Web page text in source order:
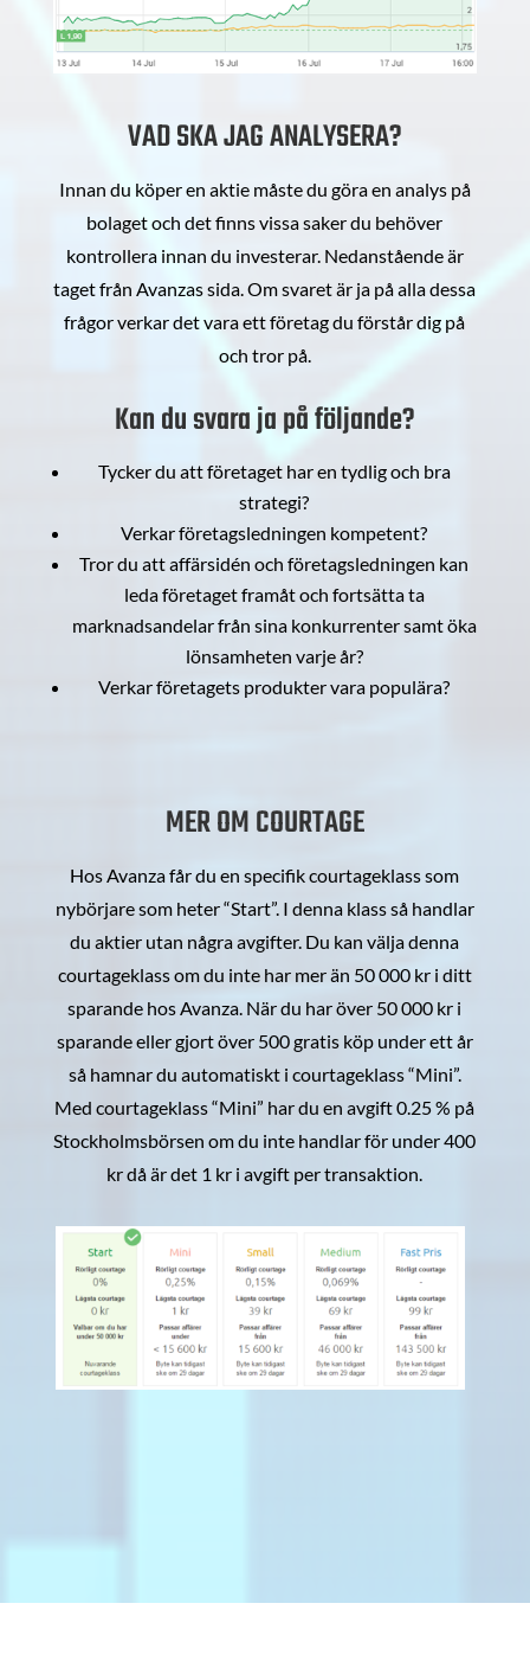
VAD SKA JAG ANALYSERA?
Innan du köper en aktie måste du göra en analys på
bolaget och det finns vissa saker du behöver
kontrollera innan du investerar. Nedanstående är
taget från Avanzas sida. Om svaret är ja på alla dessa
frågor verkar det vara ett företag du förstår dig på
och tror på.
Kan du svara ja på följande?
Tycker du att företaget har en tydlig och bra
strategi?
Verkar företagsledningen kompetent?
Tror du att affärsidén och företagsledningen kan
leda företaget framåt och fortsätta ta
marknadsandelar från sina konkurrenter samt öka
lönsamheten varje år?
Verkar företagets produkter vara populära?
MER OM COURTAGE
Hos Avanza får du en specifik courtageklass som
nybörjare som heter “Start”. I denna klass så handlar
du aktier utan några avgifter. Du kan välja denna
courtageklass om du inte har mer än 50 000 kr i ditt
sparande hos Avanza. När du har över 50 000 kr i
sparande eller gjort över 500 gratis köp under ett år
så hamnar du automatiskt i courtageklass “Mini”.
Med courtageklass “Mini” har du en avgift 0.25 % på
Stockholmsbörsen om du inte handlar för under 400
kr då är det 1 kr i avgift per transaktion.